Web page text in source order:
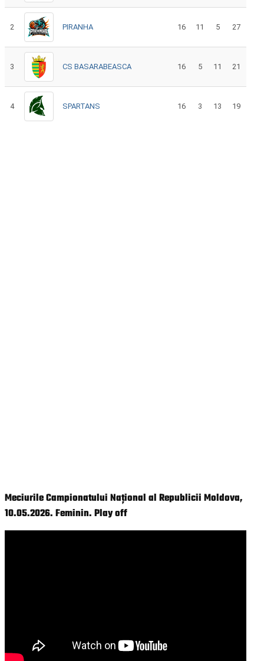
2 PIRANHA 16 11 5 27
3 CS BASARABEASCA 16 5 11 21
4 SPARTANS 16 3 13 19
Meciurile Campionatului Național al Republicii Moldova,
10.05.2026. Feminin. Play off